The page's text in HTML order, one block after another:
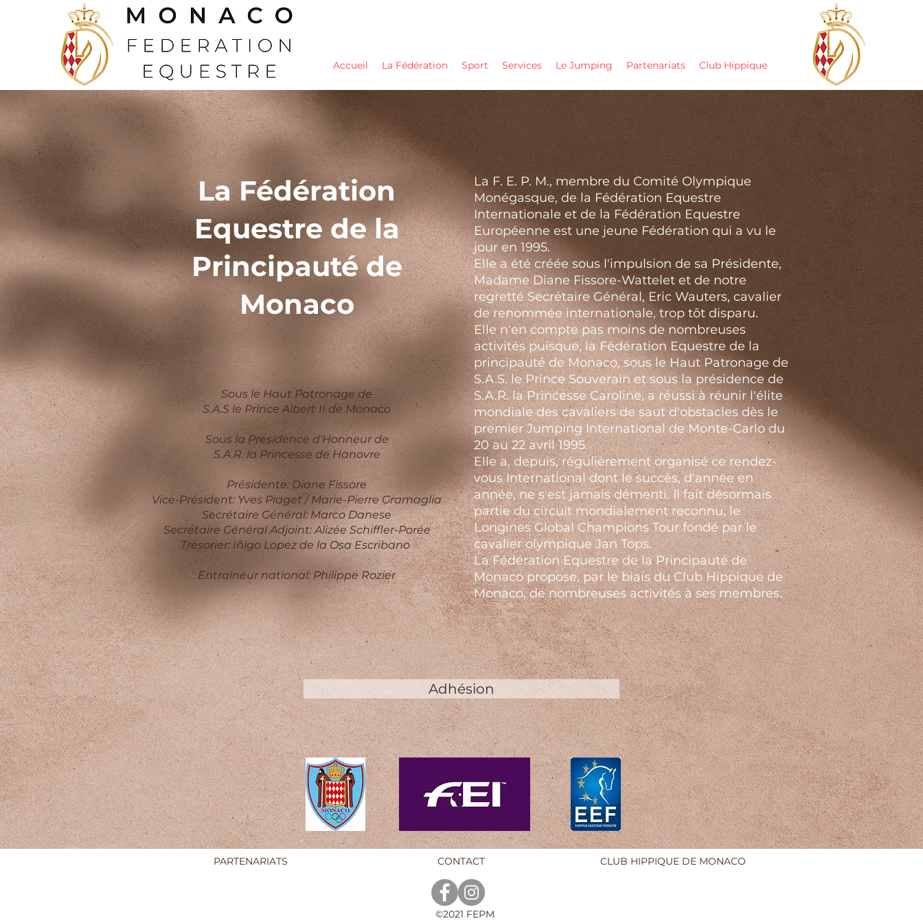
Accueil La Fédération Sport Services Le Jumping Partenariats Club Hippique
La Fédération
Equestre de la
Principauté de
Monaco
Sous le Haut Patronage de
S.A.S le Prince Albert II de Monaco
Sous la Présidence d'Honneur de
S.A.R. la Princesse de Hanovre
Présidente: Diane Fissore
Vice-Président: Yves Piaget / Marie-Pierre Gramaglia
Secrétaire Général: Marco Danese
Secrétaire Général Adjoint: Alizée Schiffler-Porée
Trésorier: Iñigo Lopez de la Osa Escribano
Entraineur national: Philippe Rozier
La F. E. P. M., membre du Comité Olympique
Monégasque, de la Fédération Equestre
Internationale et de la Fédération Equestre
Européenne est une jeune Fédération qui a vu le
jour en 1995.
Elle a été créée sous l'impulsion de sa Présidente,
Madame Diane Fissore-Wattelet et de notre
regretté Secrétaire Général, Eric Wauters, cavalier
de renommée internationale, trop tôt disparu.
Elle n'en compte pas moins de nombreuses
activités puisque, la Fédération Equestre de la
principauté de Monaco, sous le Haut Patronage de
S.A.S. le Prince Souverain et sous la présidence de
S.A.R. la Princesse Caroline, a réussi à réunir l'élite
mondiale des cavaliers de saut d'obstacles dès le
premier Jumping International de Monte-Carlo du
20 au 22 avril 1995.
Elle a, depuis, régulièrement organisé ce rendez-
vous International dont le succès, d'année en
année, ne s'est jamais démenti. Il fait désormais
partie du circuit mondialement reconnu, le
Longines Global Champions Tour fondé par le
cavalier olympique Jan Tops.
La Fédération Equestre de la Principauté de
Monaco propose, par le biais du Club Hippique de
Monaco, de nombreuses activités à ses membres.
Adhésion
PARTENARIATS CONTACT CLUB HIPPIQUE DE MONACO
©2021 FEPM